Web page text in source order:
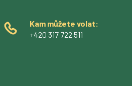
Kam můžete volat:
+420 317 722 511